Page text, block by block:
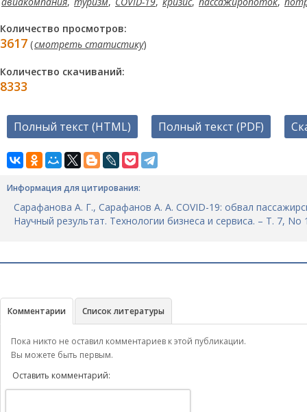
Количество просмотров:
3617 (смотреть статистику)
Количество скачиваний:
8333
Полный текст (HTML) Полный текст (PDF)
Информация для цитирования:
Сарафанова А. Г., Сарафанов А. А. COVID-19: обвал
Научный результат. Технологии бизнеса и сервиса. – Т. 7,
Комментарии Список литературы
Пока никто не оставил комментариев к этой публикации.
Вы можете быть первым.
Оставить комментарий: